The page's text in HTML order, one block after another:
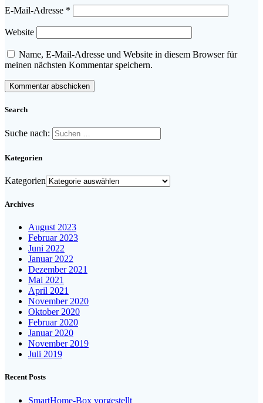
E-Mail-Adresse *
Website
Name, E-Mail-Adresse und Website in diesem Browser für
meinen nächsten Kommentar speichern.
Search
Suche nach:
Kategorien
Kategorien
Archives
August 2023
Februar 2023
Juni 2022
Januar 2022
Dezember 2021
Mai 2021
April 2021
November 2020
Oktober 2020
Februar 2020
Januar 2020
November 2019
Juli 2019
Recent Posts
SmartHome-Box vorgestellt